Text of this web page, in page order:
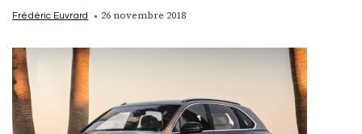
Frédéric Euvrard 26 novembre 2018